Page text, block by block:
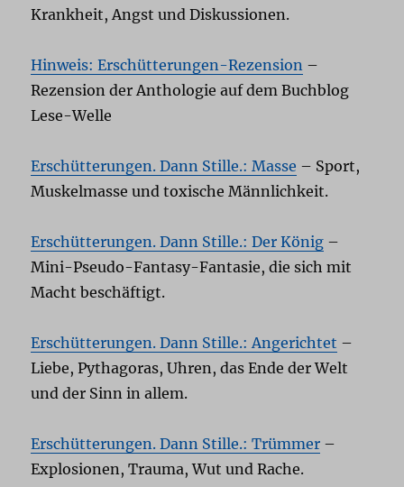
Krankheit, Angst und Diskussionen.
Hinweis: Erschütterungen-Rezension –
Rezension der Anthologie auf dem Buchblog
Lese-Welle
Erschütterungen. Dann Stille.: Masse – Sport,
Muskelmasse und toxische Männlichkeit.
Erschütterungen. Dann Stille.: Der König –
Mini-Pseudo-Fantasy-Fantasie, die sich mit
Macht beschäftigt.
Erschütterungen. Dann Stille.: Angerichtet –
Liebe, Pythagoras, Uhren, das Ende der Welt
und der Sinn in allem.
Erschütterungen. Dann Stille.: Trümmer –
Explosionen, Trauma, Wut und Rache.